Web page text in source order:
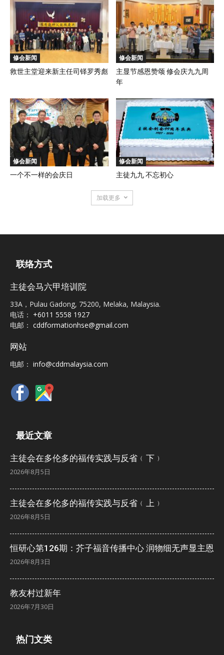
修会新闻
救世主堂迎来新主任司铎罗秀彪
修会新闻
主显节感恩赞颂 修会庆九九周
年
修会新闻
一个不一样的会庆日
修会新闻
主徒九九 不忘初心
加载更多
联络方式
主徒会马六甲培训院
33A，Pulau Gadong, 75200, Melaka, Malaysia.
电话： +6011 5558 1927
电邮： cddformationhse@gmail.com
网站
电邮： info@cddmalaysia.com
最近文章
主徒会在多伦多的福传实践与反省﹙下﹚
2026年8月5日
主徒会在多伦多的福传实践与反省﹙上﹚
2026年8月5日
恒研心第126期：芥子福音传播中心 润物细无声显主恩
2026年8月3日
教友村过新年
2026年7月30日
热门文类